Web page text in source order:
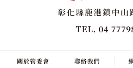
彰化縣鹿港鎮中山
TEL. 04
關於管委會 聯絡我們